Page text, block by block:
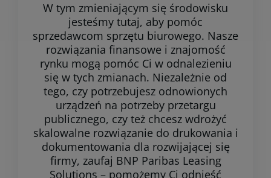
W tym zmieniającym się środowisku
jesteśmy tutaj, aby pomóc
sprzedawcom sprzętu biurowego. Nasze
rozwiązania finansowe i znajomość
rynku mogą pomóc Ci w odnalezieniu
się w tych zmianach. Niezależnie od
tego, czy potrzebujesz odnowionych
urządzeń na potrzeby przetargu
publicznego, czy też chcesz wdrożyć
skalowalne rozwiązanie do drukowania i
dokumentowania dla rozwijającej się
firmy, zaufaj BNP Paribas Leasing
Solutions – pomożemy Ci odnieść